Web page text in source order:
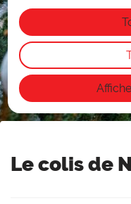
15 août.
Le colis de